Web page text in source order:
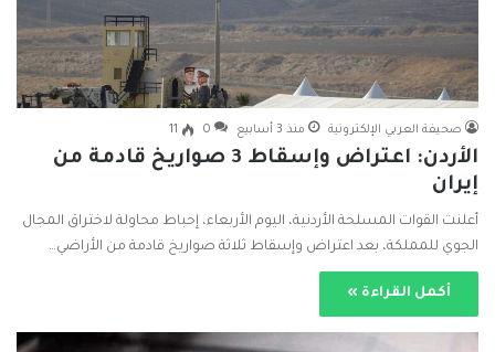
صحيفة العربي الإلكترونية منذ 3 أسابيع 0
11
الأردن: اعتراض وإسقاط 3 صواريخ قادمة من
إيران
أعلنت القوات المسلحة الأردنية، اليوم الأربعاء، إحباط محاولة لاختراق المجال
الجوي للمملكة، بعد اعتراض وإسقاط ثلاثة صواريخ قادمة من الأراضي…
أكمل القراءة »